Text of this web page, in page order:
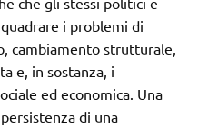
i problemi di
cambiamento strutturale,
e, in sostanza, i
ed economica. Una
di una